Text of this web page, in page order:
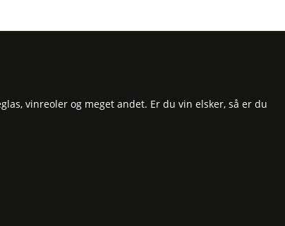
vinreoler og meget andet. Er du vin elsker, så er du